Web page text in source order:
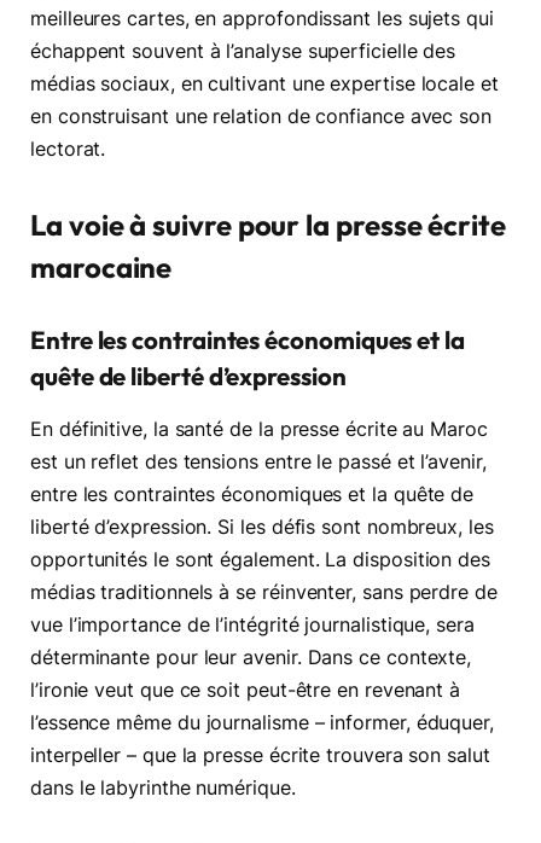
meilleures cartes, en approfondissant les sujets qui
échappent souvent à l’analyse superficielle des
médias sociaux, en cultivant une expertise locale et
en construisant une relation de confiance avec son
lectorat.
La voie à suivre pour la presse écrite
marocaine
Entre les contraintes économiques et la
quête de liberté d’expression
En définitive, la santé de la presse écrite au Maroc
est un reflet des tensions entre le passé et l’avenir,
entre les contraintes économiques et la quête de
liberté d’expression. Si les défis sont nombreux, les
opportunités le sont également. La disposition des
médias traditionnels à se réinventer, sans perdre de
vue l’importance de l’intégrité journalistique, sera
déterminante pour leur avenir. Dans ce contexte,
l’ironie veut que ce soit peut-être en revenant à
l’essence même du journalisme – informer, éduquer,
interpeller – que la presse écrite trouvera son salut
dans le labyrinthe numérique.